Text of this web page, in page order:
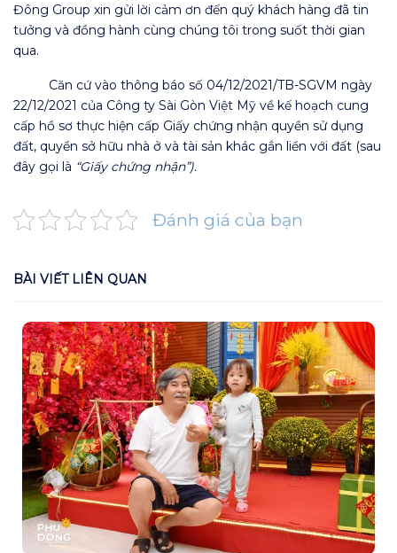
Đông Group xin gửi lời cảm ơn đến quý khách hàng đã tin
tưởng và đồng hành cùng chúng tôi trong suốt thời gian
qua.
Căn cứ vào thông báo số 04/12/2021/TB-SGVM ngày
22/12/2021 của Công ty Sài Gòn Việt Mỹ về kế hoạch cung
cấp hồ sơ thực hiện cấp Giấy chứng nhận quyền sử dụng
đất, quyền sở hữu nhà ở và tài sản khác gắn liền với đất (sau
đây gọi là “Giấy chứng nhận”).
Đánh giá của bạn
BÀI VIẾT LIÊN QUAN